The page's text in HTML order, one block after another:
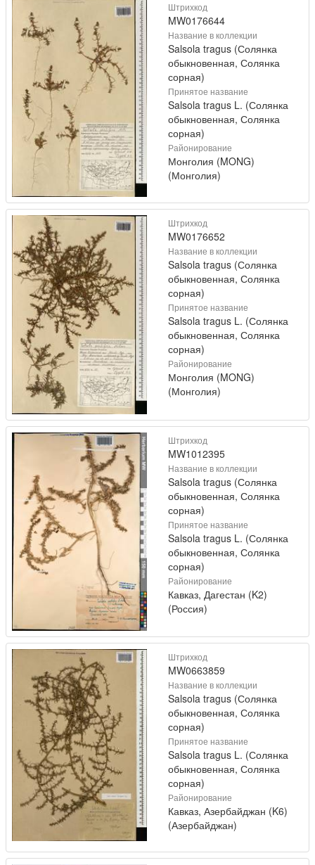
Штрихкод
MW0176644
Название в коллекции
Salsola tragus (Солянка
обыкновенная, Солянка
сорная)
Принятое название
Salsola tragus L. (Солянка
обыкновенная, Солянка
сорная)
Районирование
Монголия (MONG)
(Монголия)
Штрихкод
MW0176652
Название в коллекции
Salsola tragus (Солянка
обыкновенная, Солянка
сорная)
Принятое название
Salsola tragus L. (Солянка
обыкновенная, Солянка
сорная)
Районирование
Монголия (MONG)
(Монголия)
Штрихкод
MW1012395
Название в коллекции
Salsola tragus (Солянка
обыкновенная, Солянка
сорная)
Принятое название
Salsola tragus L. (Солянка
обыкновенная, Солянка
сорная)
Районирование
Кавказ, Дагестан (K2)
(Россия)
Штрихкод
MW0663859
Название в коллекции
Salsola tragus (Солянка
обыкновенная, Солянка
сорная)
Принятое название
Salsola tragus L. (Солянка
обыкновенная, Солянка
сорная)
Районирование
Кавказ, Азербайджан (K6)
(Азербайджан)